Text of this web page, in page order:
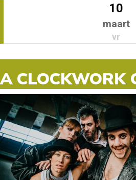
10
maart
vr
A CLOCKWORK